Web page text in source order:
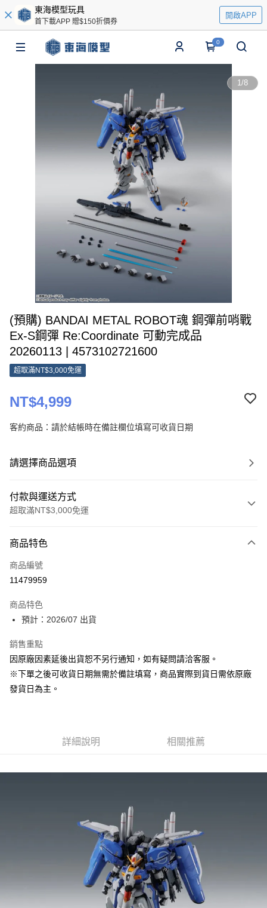
東海模型玩具
首下載APP 贈$150折價券
開啟APP
0
1/8
(預購) BANDAI METAL ROBOT魂 鋼彈前哨戰
Ex-S鋼彈 Re:Coordinate 可動完成品
20260113 | 4573102721600
超取滿NT$3,000免運
NT$4,999
客約商品：請於結帳時在備註欄位填寫可收貨日期
請選擇商品選項
付款與運送方式
超取滿NT$3,000免運
信用卡一次付款
Apple Pay
相關說明
【大哥付你分期使用說明】
2.付款方式選擇「大哥付你分期」，訂單成立後會自動跳轉到大哥付的交易
流程，驗證手機門號後，選擇欲分期的期數、繳款截止日，確認付款後即完
成交易。
3.實際核准額度、可分期數及費用金額請依後續交易確認頁面所載為準。
4.訂單成立30分鐘內，如未前往確認交易或遇審核未通過，訂單將自動取
用戶於交易時，得透過本服務購買商品或服務，並由商店將買賣／分期付款
買賣價金債權讓與本公司後，依約使用本公司帳單繳交帳款。
2.基於同意付款使用「大哥付你分期」之契約關係目的，商店將以您的個人
資料（包含姓名、電話或地址）提供予台灣大哥大進項蒐集、處理及利用，
由本公司與您本人進行分期帳單所需資料之確認、核對及更正。
3.完整用戶服務條款，請詳閱以下連結：https://oppay.tw/userRule
運送方式
預購-付款後全家取貨(舊)
每筆NT$90，滿NT$3,000(含以上)免運費
每筆NT$120，滿NT$3,000(含以上)免運費
每筆NT$160，滿NT$3,000(含以上)免運費
東海門市自取，需自備購物袋取貨唷。
商品特色
商品編號
11479959
商品特色
預計：2026/07 出貨
銷售重點
因原廠因素延後出貨恕不另行通知，如有疑問請洽客服。
※下單之後可收貨日期無需於備註填寫，商品實際到貨日需依原廠
發貨日為主。
詳細說明 相關推薦